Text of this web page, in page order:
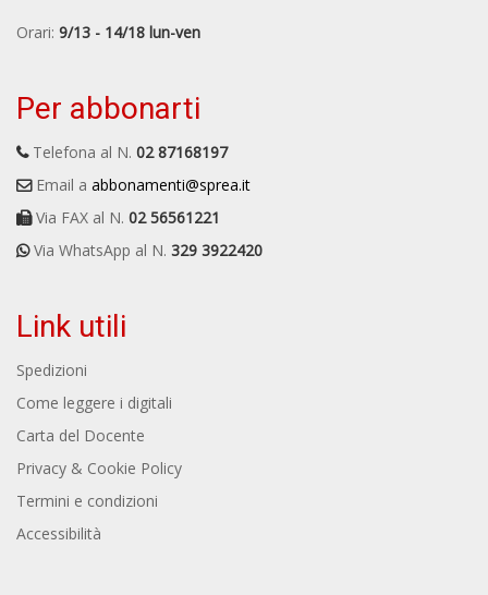
Orari: 9/13 - 14/18 lun-ven
Per abbonarti
Telefona al N. 02 87168197
Email a abbonamenti@sprea.it
Via FAX al N. 02 56561221
Via WhatsApp al N. 329 3922420
Link utili
Spedizioni
Come leggere i digitali
Carta del Docente
Privacy & Cookie Policy
Termini e condizioni
Accessibilità